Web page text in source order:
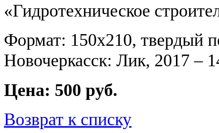
«Гидротехническое
Формат: 150х210,
Новочеркасск: Лик, 2017 –
Цена: 500 руб.
Возврат к списку